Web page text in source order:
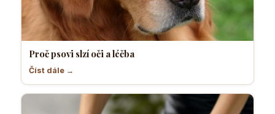
Proč psovi slzí oči a léčba
Číst dále →